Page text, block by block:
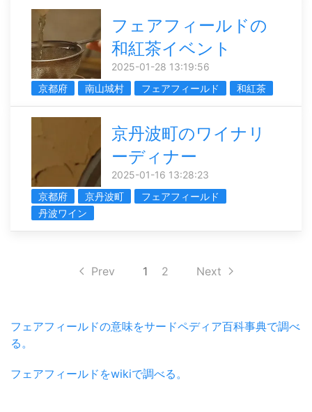
フェアフィールドの
和紅茶イベント
2025-01-28 13:19:56
京都府
南山城村 フェアフィールド 和紅茶
京丹波町のワイナリ
ーディナー
2025-01-16 13:28:23
京都府
京丹波町
フェアフィールド
丹波ワイン
Prev 1 2 Next
フェアフィールドの意味をサードペディア百科事典で調べ
る。
フェアフィールドをwikiで調べる。